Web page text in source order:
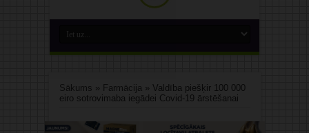
Sākums » Farmācija» Valdība piešķir 100 000
eiro sotrovimaba iegādei Covid-19 ārstēšanai